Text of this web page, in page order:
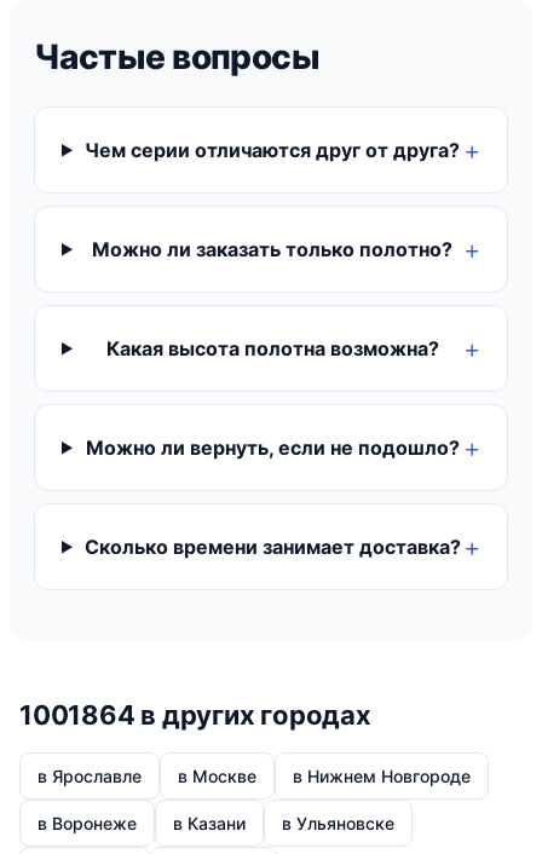
Частые вопросы
Чем серии отличаются друг от друга?
Можно ли заказать только полотно?
Какая высота полотна возможна?
Можно ли вернуть, если не подошло?
Сколько времени занимает доставка?
1001864 в других городах
в Ярославле в Москве в Нижнем Новгороде
в Воронеже в Казани в Ульяновске